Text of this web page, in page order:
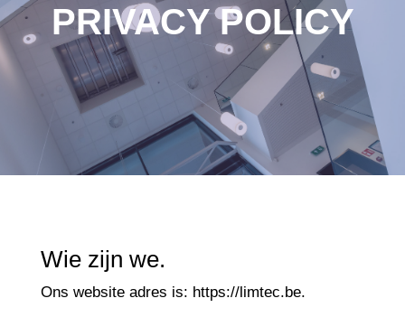
PRIVACY POLICY
Wie zijn we.
Ons website adres is: https://limtec.be.